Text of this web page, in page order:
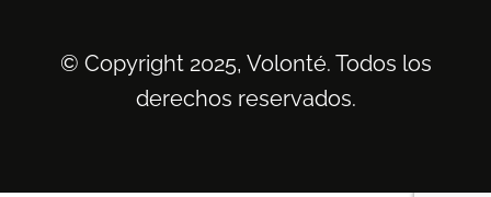
© Copyright 2025, Volonté. Todos los
derechos reservados.